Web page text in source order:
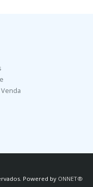
Powered by ONNET®